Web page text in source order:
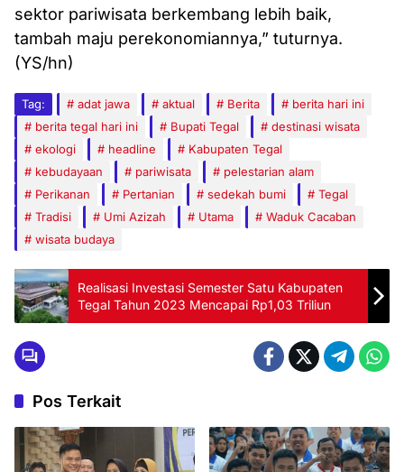
sektor pariwisata berkembang lebih baik,
tambah maju perekonomiannya,” tuturnya.
(YS/hn)
Tag: adat jawa aktual Berita
berita hari ini
berita tegal hari ini
Bupati Tegal
destinasi wisata
ekologi
headline
Kabupaten Tegal
kebudayaan
pariwisata
pelestarian alam
Perikanan
Pertanian sedekah bumi
Tegal
Tradisi
Umi Azizah Utama
Waduk Cacaban
wisata budaya
Realisasi Investasi Semester Satu Kabupaten
Tegal Tahun 2023 Mencapai Rp1,03 Triliun
Pos Terkait